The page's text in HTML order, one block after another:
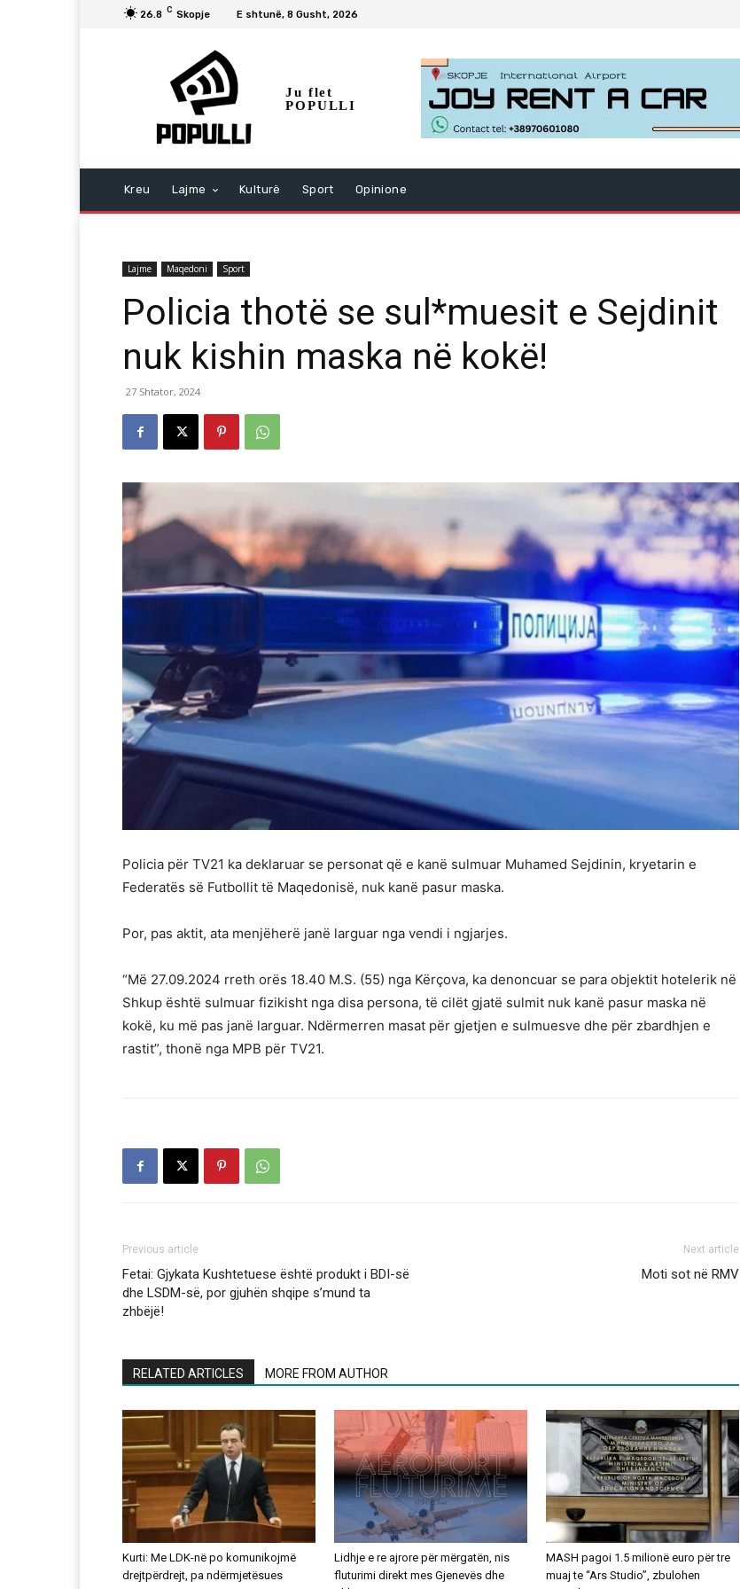
26.8 C Skopje E shtunë, 8 Gusht, 2026
Ju flet
POPULLI
Kreu Lajme Kulturë Sport Opinione
Lajme Maqedoni Sport
Policia thotë se sul*muesit e Sejdinit
nuk kishin maska në kokë!
27 Shtator, 2024
Policia për TV21 ka deklaruar se personat që e kanë sulmuar Muhamed Sejdinin, kryetarin e
Federatës së Futbollit të Maqedonisë, nuk kanë pasur maska.
Por, pas aktit, ata menjëherë janë larguar nga vendi i ngjarjes.
“Më 27.09.2024 rreth orës 18.40 M.S. (55) nga Kërçova, ka denoncuar se para objektit hotelerik në
Shkup është sulmuar fizikisht nga disa persona, të cilët gjatë sulmit nuk kanë pasur maska në
kokë, ku më pas janë larguar. Ndërmerren masat për gjetjen e sulmuesve dhe për zbardhjen e
rastit”, thonë nga MPB për TV21.
Previous article
Fetai: Gjykata Kushtetuese është produkt i BDI-së
dhe LSDM-së, por gjuhën shqipe s’mund ta
zhbëjë!
Next article
Moti sot në RMV
RELATED ARTICLES MORE FROM AUTHOR
Kurti: Me LDK-në po komunikojmë
drejtpërdrejt, pa ndërmjetësues
Lidhje e re ajrore për mërgatën, nis
fluturimi direkt mes Gjenevës dhe
MASH pagoi 1.5 milionë euro për tre
muaj te “Ars Studio”, zbulohen